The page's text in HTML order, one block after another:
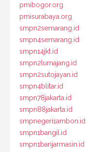
pmibogor.org
pmisurabaya.org
smpn2semarang.id
smpn4semarang.id
smpn14jkt.id
smpn2lumajang.id
smpn2sutojayan.id
smpn4blitar.id
smpn78jakarta.id
smpn88jakarta.id
smpnegeri1ambon.id
smpn1bangil.id
smpn1banjarmasin.id